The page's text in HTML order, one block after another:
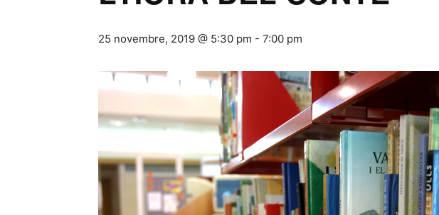
25 novembre, 2019 @ 5:30 pm - 7:00 pm